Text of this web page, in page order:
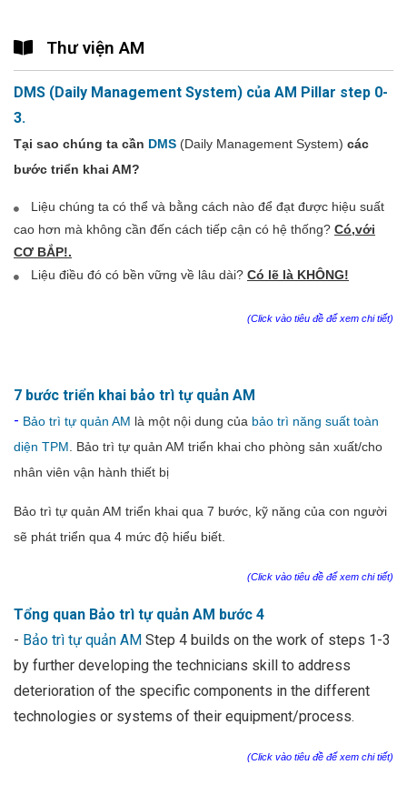
Thư viện AM
DMS (Daily Management System) của AM Pillar step 0-
3.
Tại sao chúng ta cần DMS (Daily Management System) các
bước triển khai AM?
Liệu chúng ta có thể và bằng cách nào để đạt được hiệu suất
cao hơn mà không cần đến cách tiếp cận có hệ thống? Có,với
CƠ BẮP!.
Liệu điều đó có bền vững về lâu dài? Có lẽ là KHÔNG!
(Click vào tiêu đề để xem chi tiết)
7 bước triển khai bảo trì tự quản AM
- Bảo trì tự quản AM là một nội dung của bảo trì năng suất toàn
diện TPM . Bảo trì tự quản AM triển khai cho phòng sản xuất/cho
nhân viên vận hành thiết bị
Bảo trì tự quản AM triển khai qua 7 bước, kỹ năng của con người
sẽ phát triển qua 4 mức độ hiểu biết.
(Click vào tiêu đề để xem chi tiết)
Tổng quan Bảo trì tự quản AM bước 4
- Bảo trì tự quản AM Step 4 builds on the work of steps 1-3
by further developing the technicians skill to address
deterioration of the specific components in the different
technologies or systems of their equipment/process.
(Click vào tiêu đề để xem chi tiết)